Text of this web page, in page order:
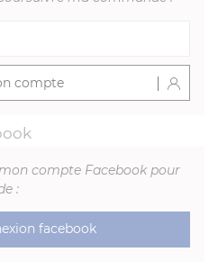
compte
compte Facebook pour
:
facebook